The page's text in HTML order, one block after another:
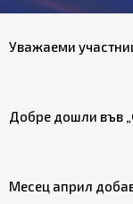
Уважаеми
Добре дошли във
Месец април